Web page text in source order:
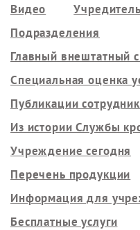
Видео
Подразделения
Главный внештатный
Специальная оценка
Публикации
Из истории Службы
Учреждение сегодня
Перечень продукции
Информация для
Бесплатные услуги